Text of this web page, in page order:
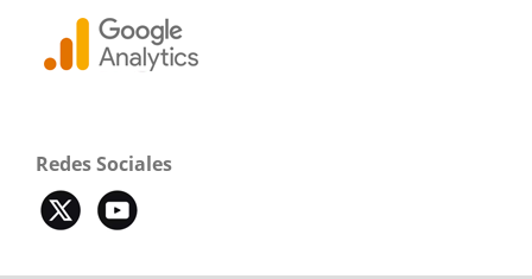
Redes Sociales